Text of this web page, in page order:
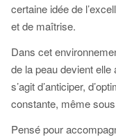
certaine idée de
et de maîtrise.
Dans cet
de la peau devient
s’agit d’anticiper,
constante, même
Pensé pour